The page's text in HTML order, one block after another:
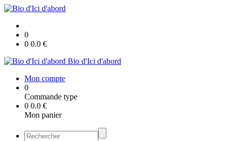
0
0 0.0 €
Bio d'Ici d'abord
Mon compte
0
Commande type
0 0.0 €
Mon panier